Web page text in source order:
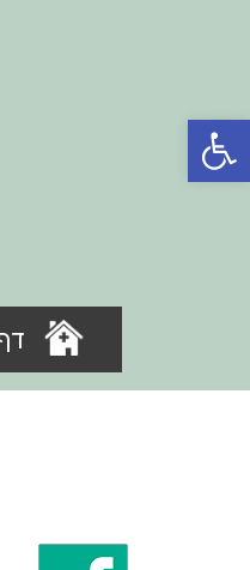
פתח סרגל נגישות